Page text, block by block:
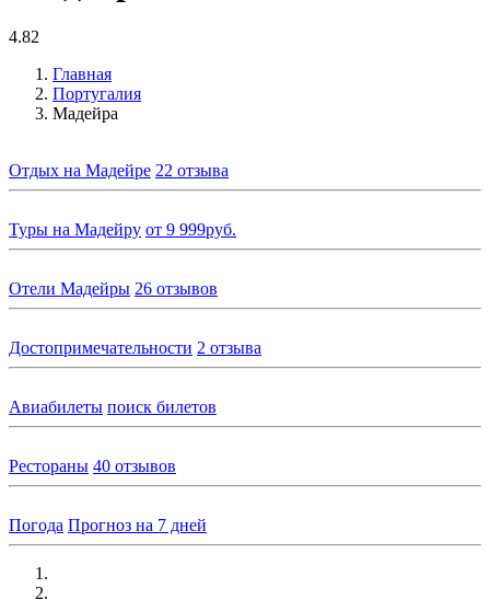
4.82
Главная
Португалия
Мадейра
Отдых на Мадейре 22 отзыва
Туры на Мадейру от 9 999руб.
Отели Мадейры 26 отзывов
Достопримечательности 2 отзыва
Авиабилеты поиск билетов
Рестораны 40 отзывов
Погода Прогноз на 7 дней